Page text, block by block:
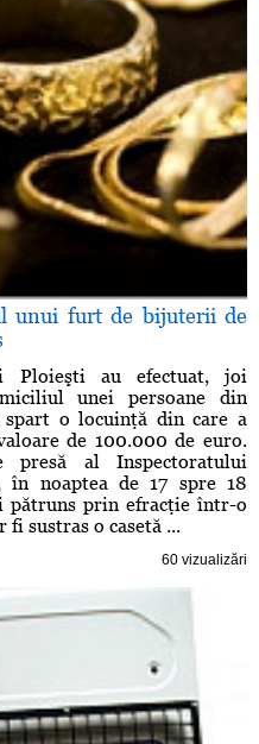
unui furt de bijuterii de
Ploieşti au efectuat, joi
unei persoane din
spart o locuinţă din care a
de 100.000 de euro.
al Inspectoratului
în noaptea de 17 spre 18
pătruns prin efracţie într-o
fi sustras o casetă ...
60 vizualizări